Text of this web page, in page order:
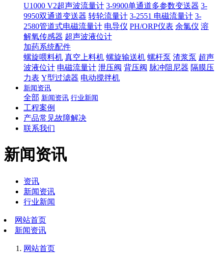
U1000 V2超声波流量计 3-9900单通道多参数变送器 3-
9950双通道变送器 转轮流量计 3-2551 电磁流量计 3-
2580管道式电磁流量计 电导仪 PH/ORP仪表 余氯仪 溶
解氧传感器 超声波液位计
加药系统配件
螺旋喂料机 真空上料机 螺旋输送机 螺杆泵 渣浆泵 超声
波液位计 电磁流量计 泄压阀 背压阀 脉冲阻尼器 隔膜压
力表 Y型过滤器 电动搅拌机
新闻资讯
全部 新闻资讯 行业新闻
工程案例
产品常见故障解决
联系我们
新闻资讯
资讯
新闻资讯
行业新闻
网站首页
新闻资讯
网站首页